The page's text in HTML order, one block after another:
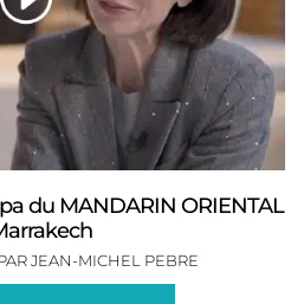
du MANDARIN ORIENTAL
JEAN-MICHEL PEBRE